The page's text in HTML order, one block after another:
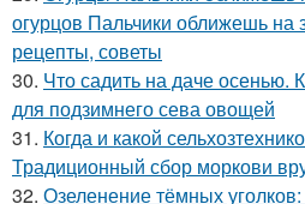
огурцов Пальчики оближешь на
рецепты, советы
30. Что садить на даче осенью.
для подзимнего сева овощей
31. Когда и какой
Традиционный сбор моркови
32. Озеленение тёмных